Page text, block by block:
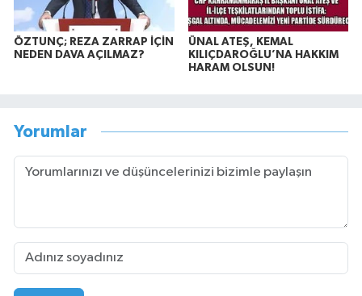
ÖZTUNÇ; REZA ZARRAP İÇİN
NEDEN DAVA AÇILMAZ?
ÜNAL ATEŞ, KEMAL
KILIÇDAROĞLU’NA HAKKIM
HARAM OLSUN!
Yorumlar